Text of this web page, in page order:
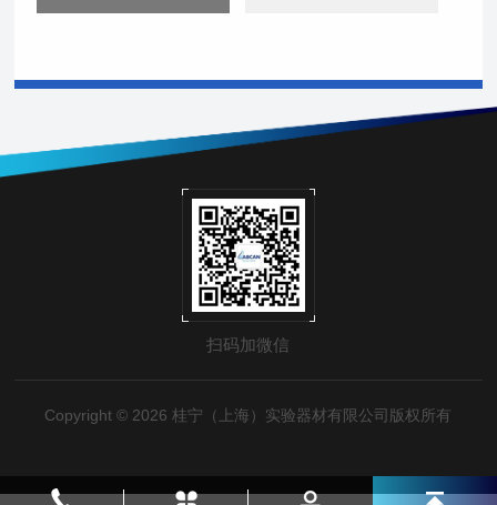
扫码加微信
Copyright © 2026 桂宁（上海）实验器材有限公司版权所有